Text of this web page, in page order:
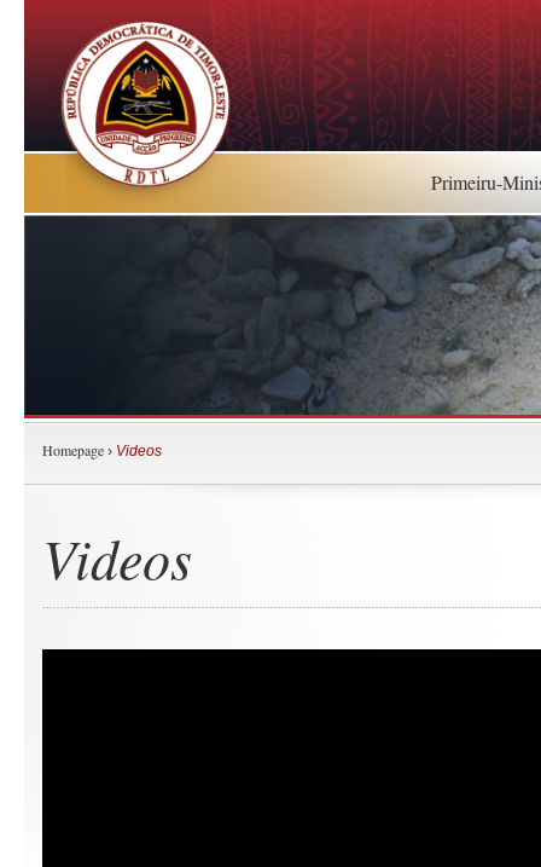
Primeiru-
Homepage › Videos
Videos